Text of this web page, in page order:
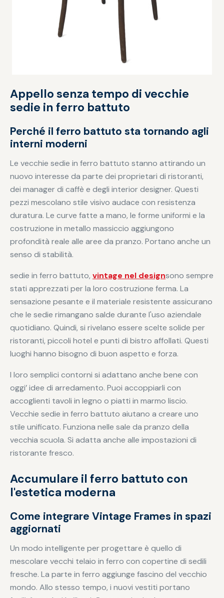
Appello senza tempo di vecchie
sedie in ferro battuto
Perché il ferro battuto sta tornando agli
interni moderni
Le vecchie sedie in ferro battuto stanno attirando un
nuovo interesse da parte dei proprietari di ristoranti,
dei manager di caffè e degli interior designer. Questi
pezzi mescolano stile visivo audace con resistenza
duratura. Le curve fatte a mano, le forme uniformi e la
costruzione in metallo massiccio aggiungono
profondità reale alle aree da pranzo. Portano anche un
senso di stabilità.
sedie in ferro battuto, vintage nel designsono sempre
stati apprezzati per la loro costruzione ferma. La
sensazione pesante e il materiale resistente assicurano
che le sedie rimangano salde durante l'uso aziendale
quotidiano. Quindi, si rivelano essere scelte solide per
ristoranti, piccoli hotel e punti di bistro affollati. Questi
luoghi hanno bisogno di buon aspetto e forza.
I loro semplici contorni si adattano anche bene con
oggi’ idee di arredamento. Puoi accoppiarli con
accoglienti tavoli in legno o piatti in marmo liscio.
Vecchie sedie in ferro battuto aiutano a creare uno
stile unificato. Funziona nelle sale da pranzo della
vecchia scuola. Si adatta anche alle impostazioni di
ristorante fresco.
Accumulare il ferro battuto con
l'estetica moderna
Come integrare Vintage Frames in spazi
aggiornati
Un modo intelligente per progettare è quello di
mescolare vecchi telaio in ferro con copertine di sedili
fresche. La parte in ferro aggiunge fascino del vecchio
mondo. Allo stesso tempo, i nuovi vestiti portano